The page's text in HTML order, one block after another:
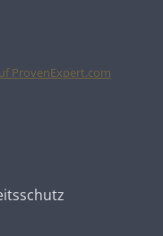
ProvenExpert.com